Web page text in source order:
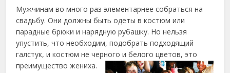
Мужчинам во много раз элементарнее собраться на
свадьбу. Они должны быть одеты в костюм или
парадные брюки и нарядную рубашку. Но нельзя
упустить, что необходим, подобрать подходящий
галстук, и костюм не черного и белого цветов, это
преимущество жениха.